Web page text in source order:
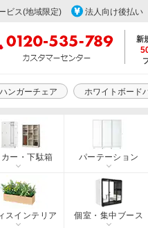
ビス(地域限定) 法人向け後払い
新
ハンガーチェア ホワイトボード
カー・下駄箱 パーテーション
スインテリア 個室・集中ブース